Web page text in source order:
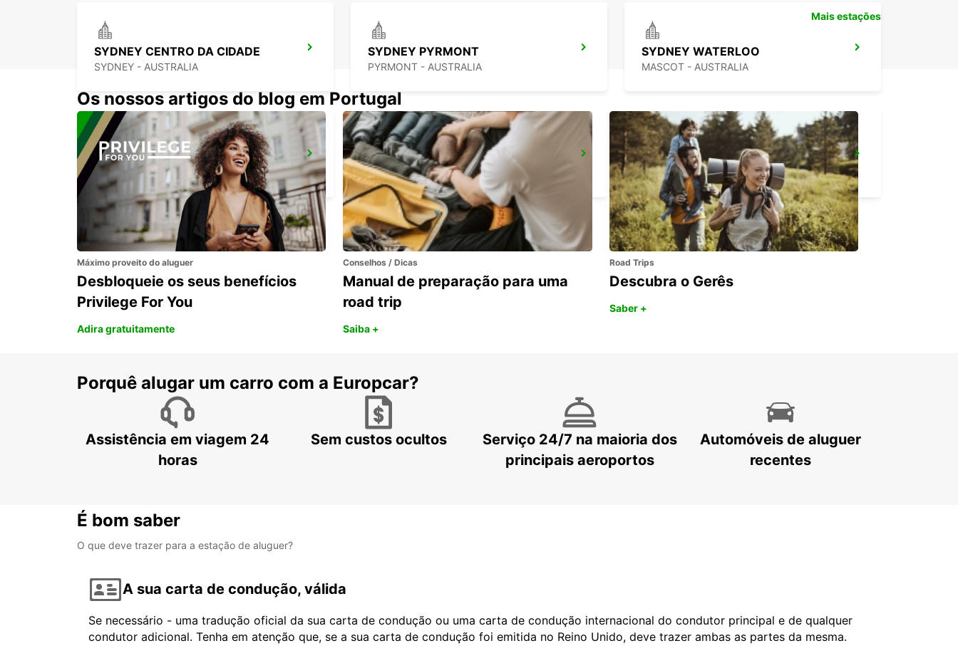
SYDNEY CENTRO DA CIDADE
SYDNEY - AUSTRALIA
SYDNEY PYRMONT
PYRMONT - AUSTRALIA
SYDNEY WATERLOO
MASCOT - AUSTRALIA
SYDNEY GRANVILLE
GRANVILLE - AUSTRALIA
AEROPORTO DE SYDNEY
SYDNEY - AUSTRALIA
SYDNEY MILPERRA
MILPERRA - AUSTRALIA
Mais estações
Os nossos artigos do blog em Portugal
Máximo proveito do aluguer
Desbloqueie os seus benefícios
Privilege For You
Adira gratuitamente
Conselhos / Dicas
Manual de preparação para uma
road trip
Saiba +
Road Trips
Descubra o Gerês
Saber +
Porquê alugar um carro com a Europcar?
Assistência em viagem 24
horas
Sem custos ocultos
Serviço 24/7 na maioria dos
principais aeroportos
Automóveis de aluguer
recentes
É bom saber
O que deve trazer para a estação de aluguer?
A sua carta de condução, válida
Se necessário - uma tradução oficial da sua carta de condução ou uma carta de condução internacional do condutor principal e de qualquer
condutor adicional. Tenha em atenção que, se a sua carta de condução foi emitida no Reino Unido, deve trazer ambas as partes da mesma.